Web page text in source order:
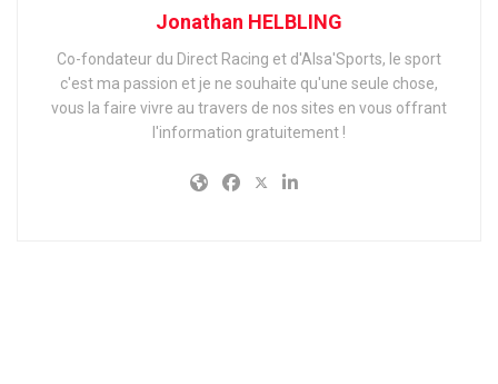
Jonathan HELBLING
Co-fondateur du Direct Racing et d'Alsa'Sports, le sport
c'est ma passion et je ne souhaite qu'une seule chose,
vous la faire vivre au travers de nos sites en vous offrant
l'information gratuitement !